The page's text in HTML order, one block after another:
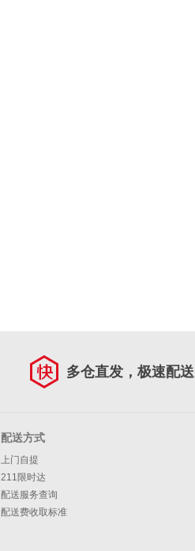
多仓直发，极速配送
配送方式
上门自提
211限时达
配送服务查询
配送费收取标准